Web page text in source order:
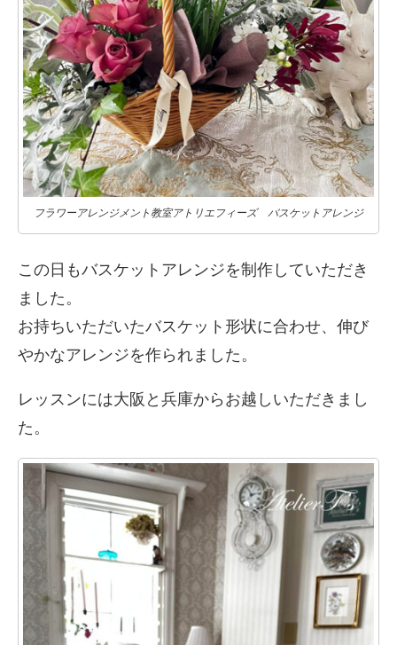
フラワーアレンジメント教室アトリエフィーズ バスケットアレンジ
この日もバスケットアレンジを制作していただき
ました。
お持ちいただいたバスケット形状に合わせ、伸び
やかなアレンジを作られました。
レッスンには大阪と兵庫からお越しいただきまし
た。